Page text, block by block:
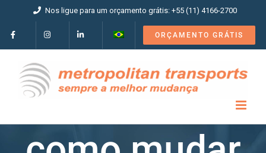
conteúdo
Nos ligue para um orçamento grátis: +55 (11) 4166-2700
ORÇAMENTO GRÁTIS